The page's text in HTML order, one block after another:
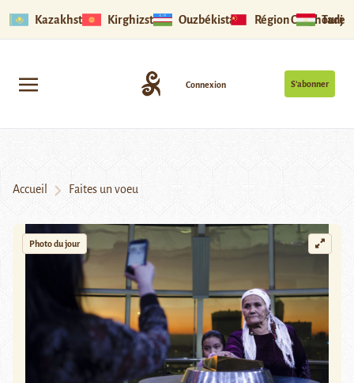
Kazakhstan Kirghizstan Ouzbékistan Région Ouïghoure
S’abonner
Connexion
Accueil Faites un voeu
Photo du jour